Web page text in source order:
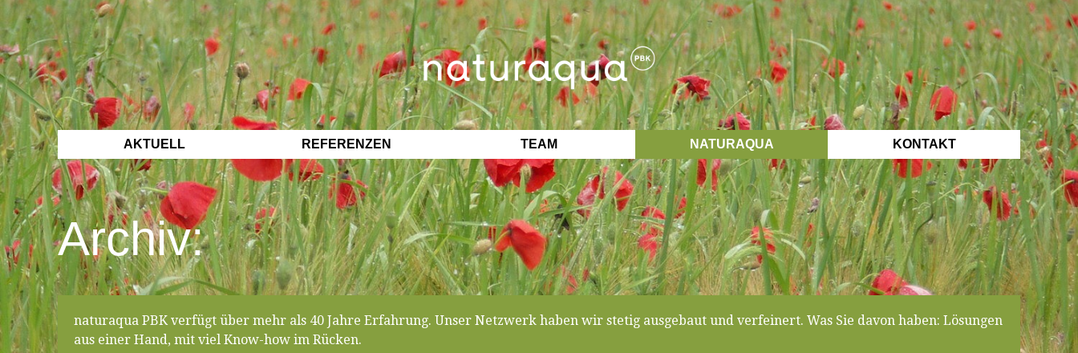
AKTUELL REFERENZEN TEAM NATURAQUA KONTAKT
Archiv:
naturaqua PBK verfügt über mehr als 40 Jahre Erfahrung. Unser Netzwerk haben wir stetig ausgebaut und verfeinert. Was Sie davon haben: Lösungen
aus einer Hand, mit viel Know-how im Rücken.